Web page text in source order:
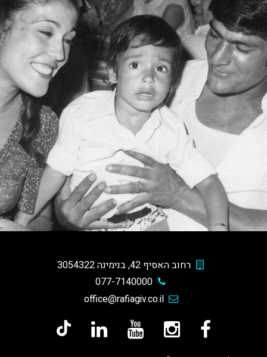
רחוב האסיף 42, בנימינה 3054322
077-7140000
office@rafiagiv.co.il